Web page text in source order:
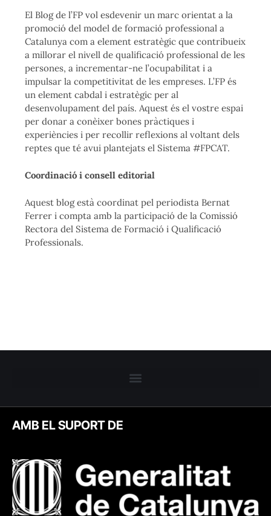
El Blog de l’FP vol esdevenir un marc orientat a la
promoció del model de formació professional a
Catalunya com a element estratègic que contribueix
a millorar el nivell de qualificació professional de les
persones, a incrementar-ne l’ocupabilitat i a
impulsar la competitivitat de les empreses. L’FP és
un element cabdal i estratègic per al
desenvolupament del país. Aquest és el vostre espai
per donar a conèixer bones pràctiques i
experiències i per recollir reflexions al voltant dels
reptes que té avui plantejats el Sistema #FPCAT.
Coordinació i consell editorial
Aquest blog està coordinat pel periodista Bernat
Ferrer i compta amb la participació de la Comissió
Rectora del Sistema de Formació i Qualificació
Professionals.
AMB EL SUPORT DE